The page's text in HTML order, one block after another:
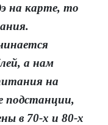
на карте, то
а нам
на
подстанции,
в 70-х и 80-х